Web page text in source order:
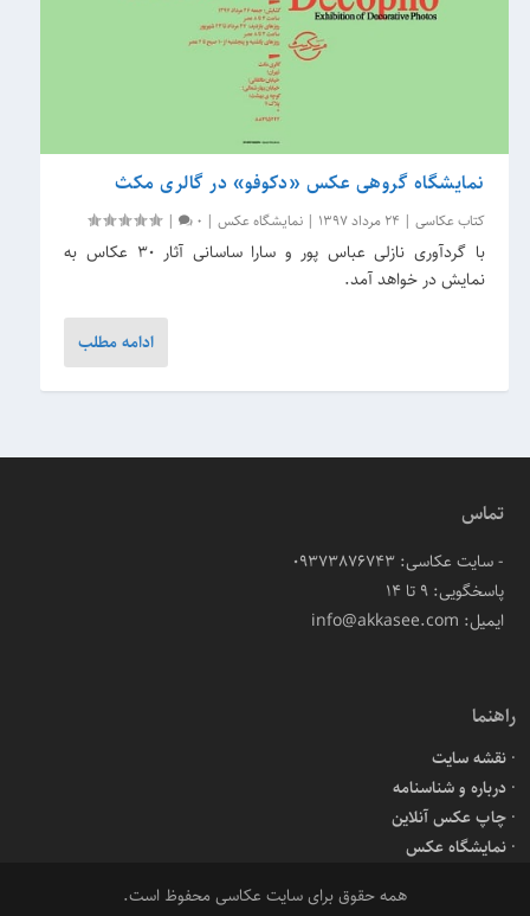
نمایشگاه گروهی عکس «دکوفو» در گالری مکث
کتاب عکاسی | 24 مرداد 1397 |نمایشگاه عکس |
0
|
با گردآوری نازلی عباس پور و سارا ساسانی آثار 30 عکاس به
نمایش در خواهد آمد.
ادامه مطلب
تماس
- سایت عکاسی: 09373876743
پاسخگویی: ۹ تا ۱۴
ایمیل: info@akkasee.com
راهنما
نقشه سایت
درباره و شناسنامه
چاپ عکس آنلاین
نمایشگاه عکس
همه حقوق برای سایت عکاسی محفوظ است.